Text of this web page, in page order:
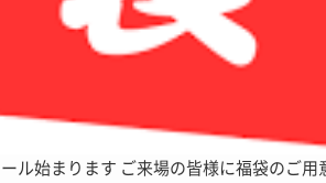
ル始まります ご来場の皆様に福袋のご